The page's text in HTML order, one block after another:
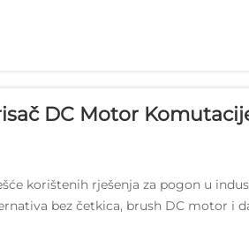
DC Motor
korištenih rješenja za pogon u
bez četkica, brush DC motor i